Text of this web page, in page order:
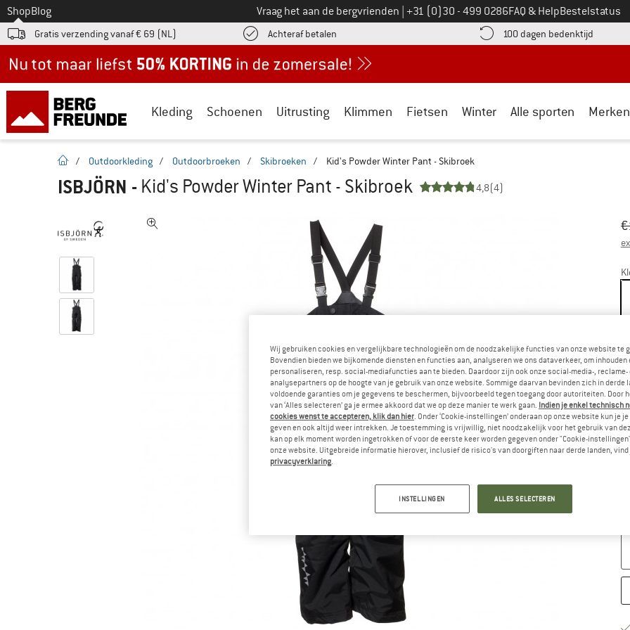
Naar
ShopBlog Vraag het aan de bergvrienden Bel ons op
+31 (0)30 - 499 0286FAQ & HelpBestelstatus
Gratis verzending vanaf € 69 (NL) Achteraf betalen vind de betalingsinformatie hier! Opent in een infovak
100 dagen bedenktijd Vind
Kleding Schoenen Uitrusting Klimmen Fietsen Winter Alle sporten Merken
Startpagina
/ Outdoorkleding / Outdoorbroeken / Skibroeken / Kid's Powder Winter Pant - Skibroek
ISBJÖRN - Kid's Powder Winter Pant - Skibroek 4,8(4)
€
Wij gebruiken cookies en vergelijkbare technologieën om de noodzakelijke functies van onze website te
Bovendien bieden we bijkomende diensten en functies aan, analyseren we ons dataverkeer, om inhouden
personaliseren, resp. social-mediafuncties aan te bieden. Daardoor zijn ook onze social-media-, reclame-
analysepartners op de hoogte van je gebruik van onze website. Sommige daarvan bevinden zich in derde
voldoende garanties om je gegevens te beschermen, bijvoorbeeld tegen toegang door autoriteiten. Door
van ‘Alles selecteren’ ga je ermee akkoord dat we op deze manier te werk gaan. Indien je enkel technisch
cookies wenst te accepteren, klik dan hier. Onder ‘Cookie-instellingen’ onderaan op onze website kun je
geven en ook altijd weer intrekken. Je toestemming is vrijwillig, niet noodzakelijk voor het gebruik van
kan op elk moment worden ingetrokken of voor de eerste keer worden gegeven onder "Cookie-
onze website. Uitgebreide informatie hierover, inclusief de risico's van doorgiften naar derde landen, vind
privacyverklaring.
INSTELLINGEN ALLES SELECTEREN